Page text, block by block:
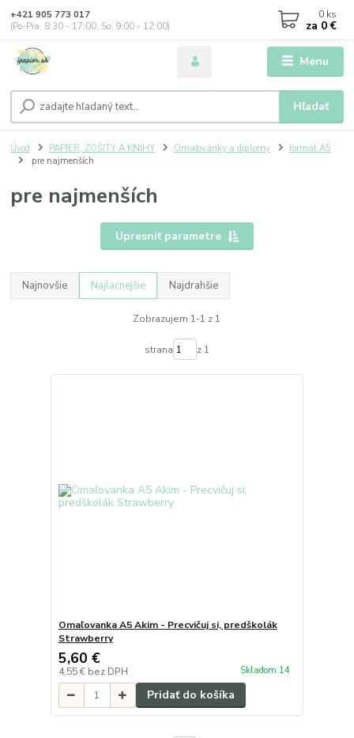
Menu
Hľadať
+421 905 773 017
(Po-Pia, 8:30 - 17:00, So: 9:00 - 12:00)
0 ks
za 0 €
Úvod PAPIER, ZOŠITY A KNIHY Omaľovánky a diplomy
formát A5
pre najmenších
pre najmenších
Upresniť parametre
Najnovšie Najlacnejšie Najdrahšie
Zobrazujem 1-1 z 1
strana z 1
Omaľovanka A5 Akim - Precvičuj si, predškolák
Strawberry
5,60 €
4,55 € bez DPH Skladom 14
Pridať do košíka